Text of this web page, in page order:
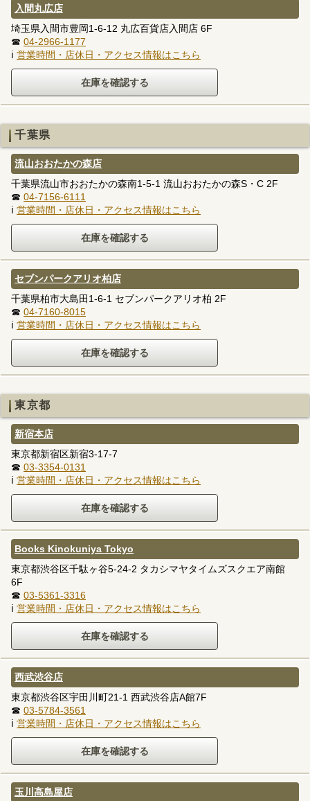
入間丸広店
埼玉県入間市豊岡1-6-12 丸広百貨店入間店 6F
☎ 04-2966-1177
ℹ 営業時間・店休日・アクセス情報はこちら
千葉県
流山おおたかの森店
千葉県流山市おおたかの森南1-5-1 流山おおたかの森S・C 2F
☎ 04-7156-6111
ℹ 営業時間・店休日・アクセス情報はこちら
セブンパークアリオ柏店
千葉県柏市大島田1-6-1 セブンパークアリオ柏 2F
☎ 04-7160-8015
ℹ 営業時間・店休日・アクセス情報はこちら
東京都
新宿本店
東京都新宿区新宿3-17-7
☎ 03-3354-0131
ℹ 営業時間・店休日・アクセス情報はこちら
Books Kinokuniya Tokyo
東京都渋谷区千駄ヶ谷5-24-2 タカシマヤタイムズスクエア南館
6F
☎ 03-5361-3316
ℹ 営業時間・店休日・アクセス情報はこちら
西武渋谷店
東京都渋谷区宇田川町21-1 西武渋谷店A館7F
☎ 03-5784-3561
ℹ 営業時間・店休日・アクセス情報はこちら
玉川高島屋店